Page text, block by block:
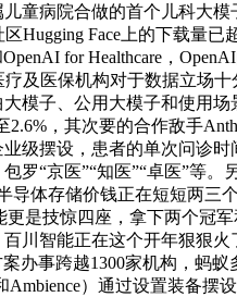
病院合做的首个儿科大
Face上的下载量
for Healthcare，
及医保机构对于数据立场
子、公用大模子和使用
，其次要的合作敌手
级摆设，患者的单次问诊
罗“京医”“知医”“卓医”等
体存储价钱正在短短两
是技惊四座，拿下两个冠
川智能正在这个开年狠狠
办事跨越1300家机构，蚂
）通过设置装备